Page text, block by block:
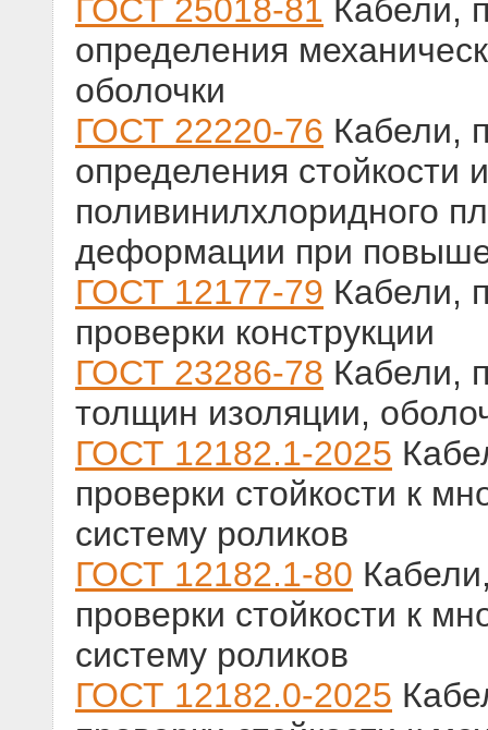
ГОСТ 25018-81 Кабели,
определения
оболочки
ГОСТ 22220-76 Кабели,
определения стойкости
поливинилхлоридного
деформации при
ГОСТ 12177-79 Кабели,
проверки конструкции
ГОСТ 23286-78 Кабели,
толщин изоляции,
ГОСТ 12182.1-2025
проверки стойкости к
систему роликов
ГОСТ 12182.1-80
проверки стойкости к
систему роликов
ГОСТ 12182.0-2025